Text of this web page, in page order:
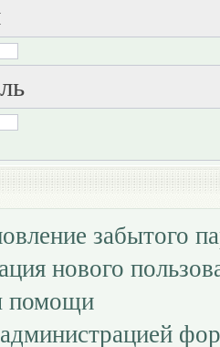
забытого
нового
помощи